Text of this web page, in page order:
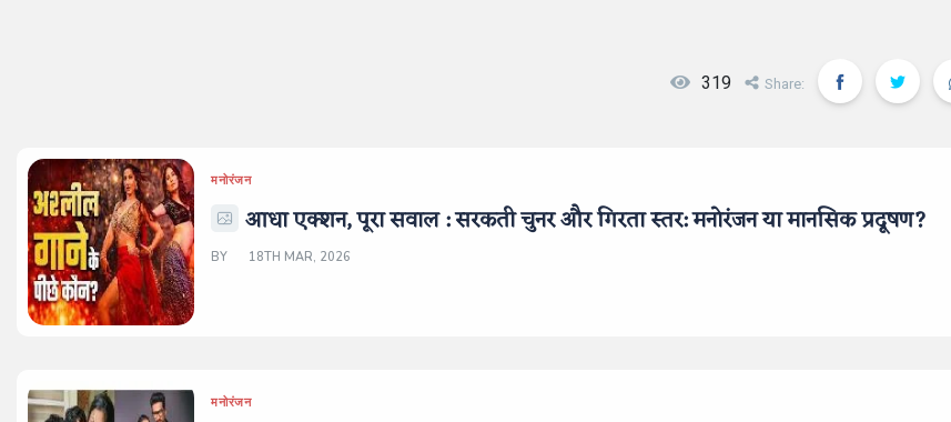
319 Share:
मनोरंजन
आधा एक्शन, पूरा सवाल : सरकती चुनर और गिरता स्तर: मनोरंजन या मानसिक प्रदूषण?
BY 18TH MAR, 2026
मनोरंजन